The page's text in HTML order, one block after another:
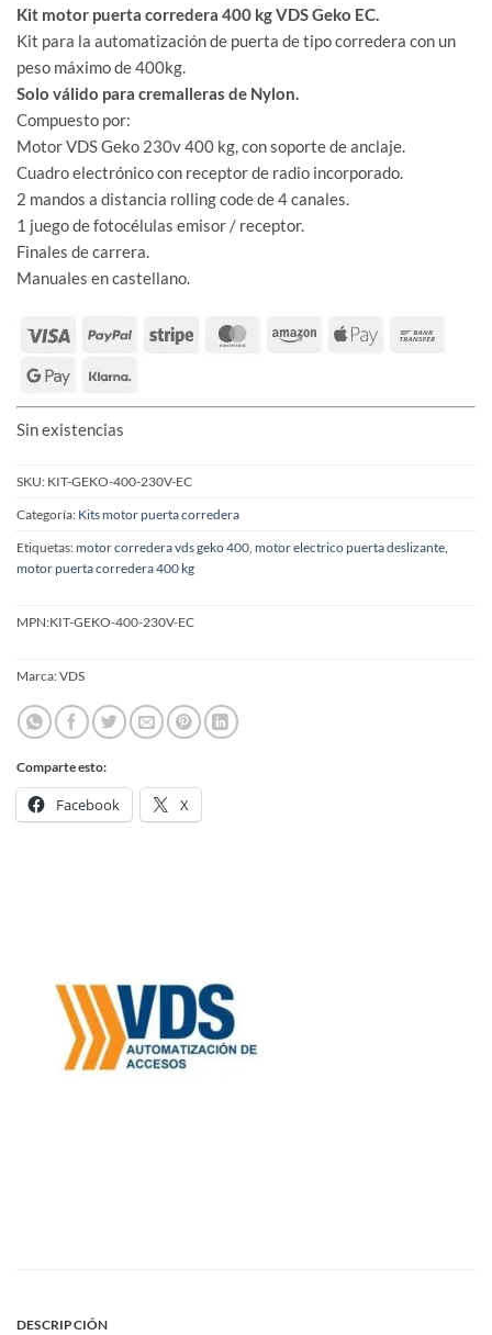
Kit motor puerta corredera 400 kg VDS Geko EC.
Kit para la automatización de puerta de tipo corredera con un
peso máximo de 400kg.
Solo válido para cremalleras de Nylon.
Compuesto por:
Motor VDS Geko 230v 400 kg, con soporte de anclaje.
Cuadro electrónico con receptor de radio incorporado.
2 mandos a distancia rolling code de 4 canales.
1 juego de fotocélulas emisor / receptor.
Finales de carrera.
Manuales en castellano.
Sin existencias
SKU: KIT-GEKO-400-230V-EC
Categoría: Kits motor puerta corredera
Etiquetas:motor corredera vds geko 400 motor electrico puerta deslizante
motor puerta corredera 400 kg
MPN:KIT-GEKO-400-230V-EC
Marca:VDS
Comparte esto:
Facebook X
DESCRIPCIÓN